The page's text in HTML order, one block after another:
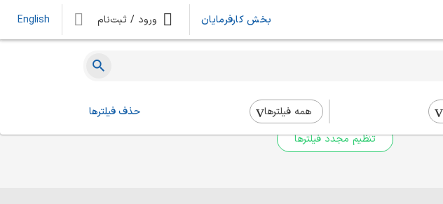
بخش کارفرمایان ورود / ثبت‌نام English
همه فیلتر‌ها حذف فیلترها برای جستجوی جامع‌تر از فیلترهای بالا استفاده کنید.
تنظیم مجدد فیلترها